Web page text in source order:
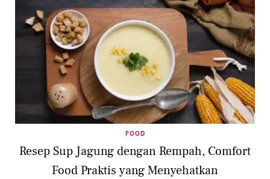
FOOD
Resep Sup Jagung dengan Rempah, Comfort
Food Praktis yang Menyehatkan